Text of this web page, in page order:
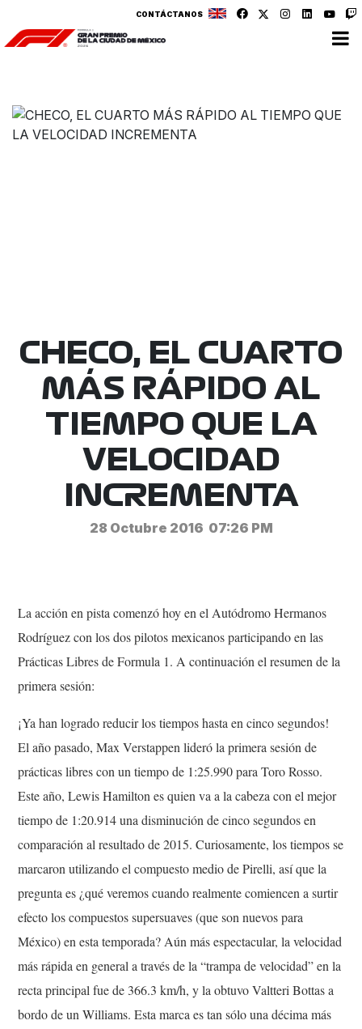
CONTÁCTANOS
CHECO, EL CUARTO
MÁS RÁPIDO AL
TIEMPO QUE LA
VELOCIDAD
INCREMENTA
28 Octubre 2016 07:26 PM
La acción en pista comenzó hoy en el Autódromo Hermanos
Rodríguez con los dos pilotos mexicanos participando en las
Prácticas Libres de Formula 1. A continuación el resumen de la
primera sesión:
¡Ya han logrado reducir los tiempos hasta en cinco segundos!
El año pasado, Max Verstappen lideró la primera sesión de
prácticas libres con un tiempo de 1:25.990 para Toro Rosso.
Este año, Lewis Hamilton es quien va a la cabeza con el mejor
tiempo de 1:20.914 una disminución de cinco segundos en
comparación al resultado de 2015. Curiosamente, los tiempos se
marcaron utilizando el compuesto medio de Pirelli, así que la
pregunta es ¿qué veremos cuando realmente comiencen a surtir
efecto los compuestos supersuaves (que son nuevos para
México) en esta temporada? Aún más espectacular, la velocidad
más rápida en general a través de la “trampa de velocidad” en la
recta principal fue de 366.3 km/h, y la obtuvo Valtteri Bottas a
bordo de un Williams. Esta marca es tan sólo una décima más